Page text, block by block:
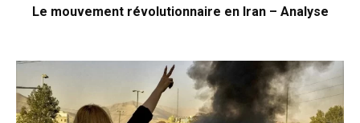
Le mouvement révolutionnaire en Iran – Analyse